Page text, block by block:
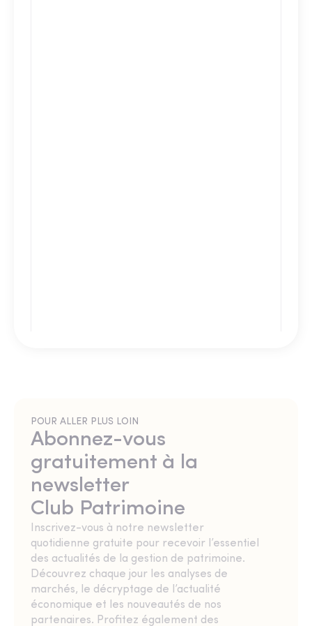
POUR ALLER PLUS LOIN
Abonnez-vous
gratuitement à la
newsletter
Club Patrimoine
Inscrivez-vous à notre newsletter
quotidienne gratuite pour recevoir l’essentiel
des actualités de la gestion de patrimoine.
Découvrez chaque jour les analyses de
marchés, le décryptage de l’actualité
économique et les nouveautés de nos
partenaires. Profitez également des